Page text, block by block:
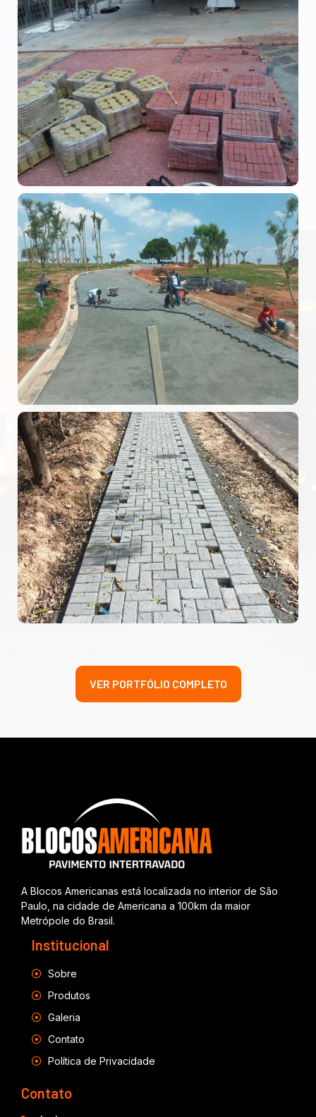
VER PORTFÓLIO COMPLETO
A Blocos Americanas está localizada no interior de São
Paulo, na cidade de Americana a 100km da maior
Metrópole do Brasil.
Institucional
Sobre
Produtos
Galeria
Contato
Política de Privacidade
Contato